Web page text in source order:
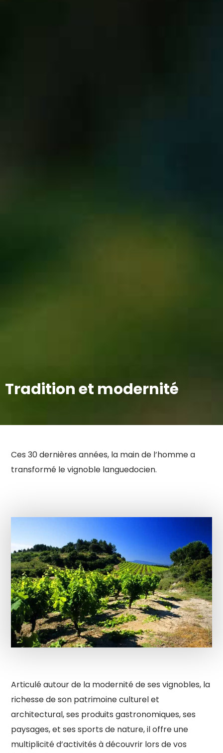
Tradition et modernité
Ces 30 dernières années, la main de l’homme a
transformé le vignoble languedocien.
Articulé autour de la modernité de ses vignobles, la
richesse de son patrimoine culturel et
architectural, ses produits gastronomiques, ses
paysages, et ses sports de nature, il offre une
multiplicité d’activités à découvrir lors de vos